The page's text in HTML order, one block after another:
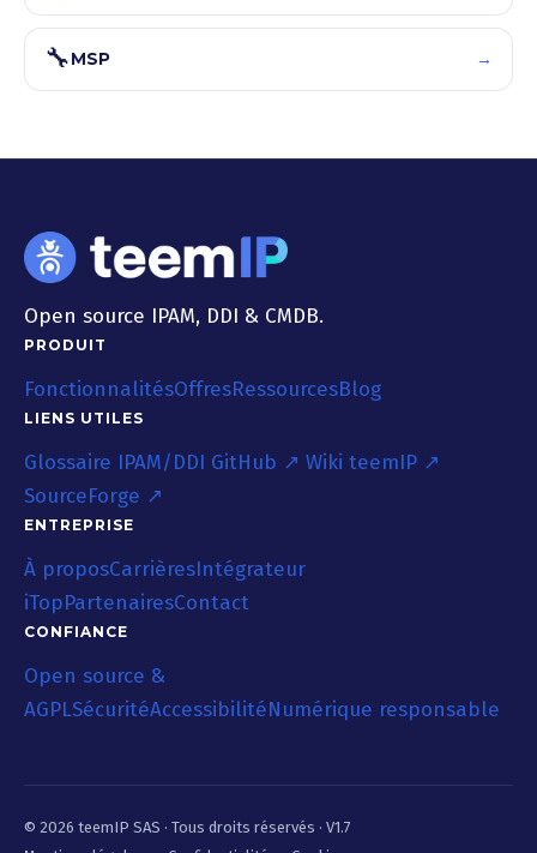
🔧MSP →
Open source IPAM, DDI & CMDB.
PRODUIT
FonctionnalitésOffresRessourcesBlog
LIENS UTILES
Glossaire IPAM/DDI GitHub ↗ Wiki teemIP ↗
SourceForge ↗
ENTREPRISE
À proposCarrièresIntégrateur
iTopPartenairesContact
CONFIANCE
Open source &
AGPLSécuritéAccessibilitéNumérique responsable
© 2026 teemIP SAS · Tous droits réservés · V1.7